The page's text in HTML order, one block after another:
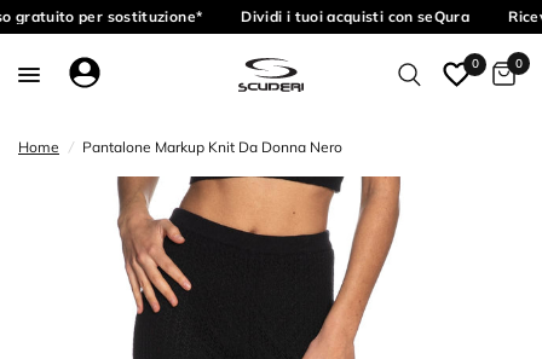
gratuito per sostituzione* Dividi i tuoi acquisti con seQura
0 0
Home / Pantalone Markup Knit Da Donna Nero